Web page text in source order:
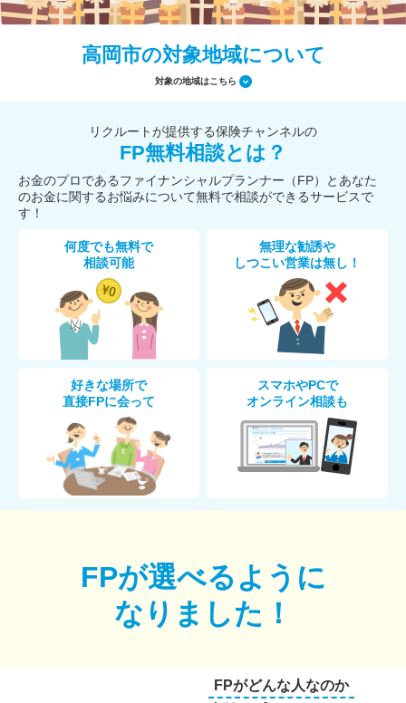
高岡市の対象地域について
対象の地域はこちら
リクルートが提供する保険チャンネルの
FP無料相談とは？
お金のプロであるファイナンシャルプランナー（FP）とあなた
のお金に関するお悩みについて無料で相談ができるサービスで
す！
何度でも無料で
相談可能
無理な勧誘や
しつこい営業は無し！
好きな場所で
直接FPに会って
スマホやPCで
オンライン相談も
FPが選べるように
なりました！
FPがどんな人なのか